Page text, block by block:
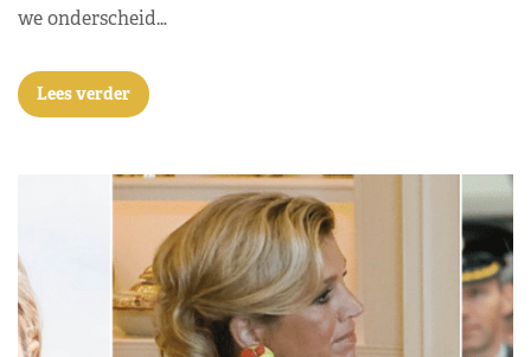
we onderscheid…
Lees verder